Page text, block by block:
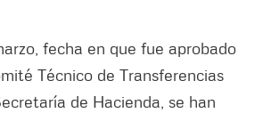
fecha en que fue aprobado
Técnico de Transferencias
de Hacienda, se han